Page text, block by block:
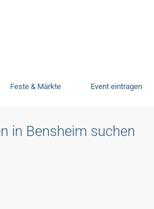
Feste & Märkte Event eintragen
in Bensheim suchen